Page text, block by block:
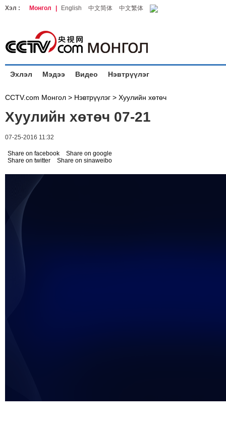
Хэл : Монгол English 中文简体 中文繁体
Эхлэл Мэдээ Видео Нэвтрүүлэг
CCTV.com Монгол > Нэвтрүүлэг > Хуулийн хөтөч
Хуулийн хөтөч 07-21
07-25-2016 11:32
Share on facebook
Share on google
Share on twitter
Share on sinaweibo